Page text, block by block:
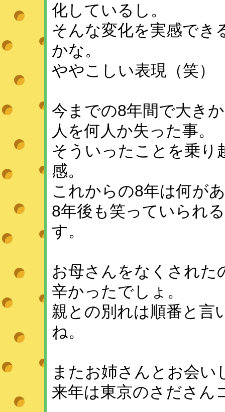
化しているし。
そんな変化を実感でき
かな。
ややこしい表現（笑）
今までの8年間で大き
人を何人か失った事。
そういったことを乗り
感。
これからの8年は何が
8年後も笑っていられ
す。
お母さんをなくされた
辛かったでしょ。
親との別れは順番と言
ね。
またお姉さんとお会い
来年は東京のさださ